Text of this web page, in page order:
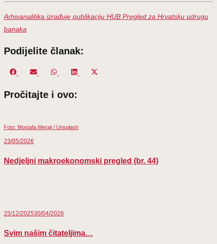
Arhivanalitika izrađuje publikaciju HUB Pregled za Hrvatsku udrugu
banaka
Podijelite članak:
Share
Facebook
Share
Email
Share
WhatsApp
Share
Pročitajte i ovo:
Foto: Mostafa Meraji / Unsplash
23/05/2026
Nedjeljni makroekonomski pregled (br. 44)
25/12/202530/04/2026
Svim našim čitateljima…